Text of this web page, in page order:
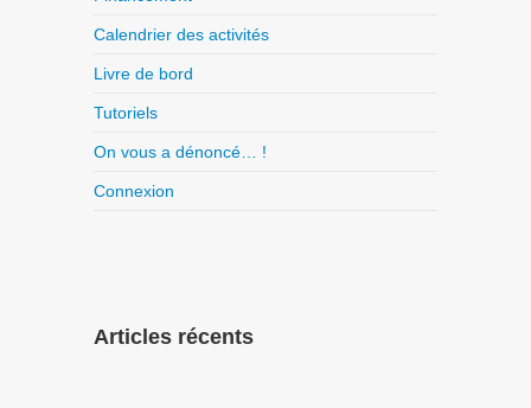
Calendrier des activités
Livre de bord
Tutoriels
On vous a dénoncé… !
Connexion
Articles récents